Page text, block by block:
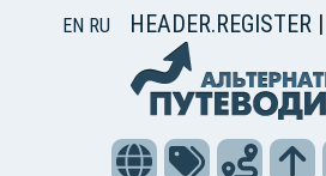
EN RU HEADER.REGISTER |